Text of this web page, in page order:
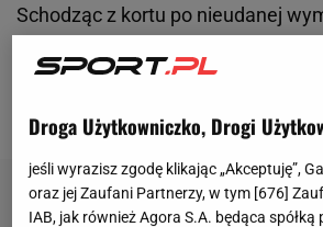
Schodząc z kortu po nieudanej
głowę. Regulamin turnieju
Droga Użytkowniczko, Drogi
jeśli wyrazisz zgodę klikając „Akceptuję”,
oraz jej Zaufani Partnerzy, w tym [676]
IAB, jak również Agora S.A. będąca spółką